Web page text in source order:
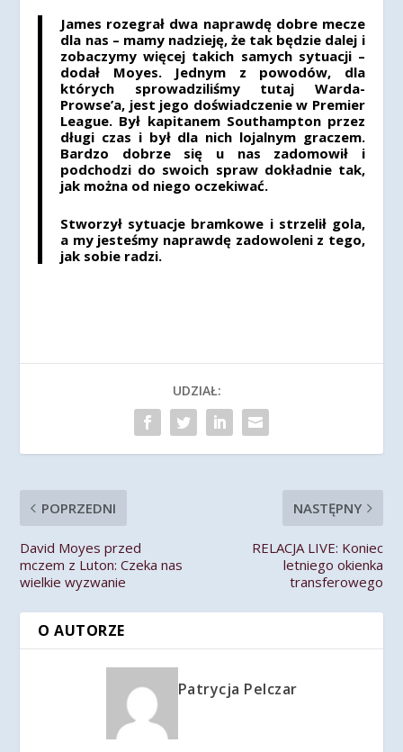
James rozegrał dwa naprawdę dobre mecze
dla nas – mamy nadzieję, że tak będzie dalej i
zobaczymy więcej takich samych sytuacji –
dodał Moyes. Jednym z powodów, dla
których sprowadziliśmy tutaj Warda-
Prowse’a, jest jego doświadczenie w Premier
League. Był kapitanem Southampton przez
długi czas i był dla nich lojalnym graczem.
Bardzo dobrze się u nas zadomowił i
podchodzi do swoich spraw dokładnie tak,
jak można od niego oczekiwać.
Stworzył sytuacje bramkowe i strzelił gola,
a my jesteśmy naprawdę zadowoleni z tego,
jak sobie radzi.
UDZIAŁ:
POPRZEDNI
David Moyes przed
mczem z Luton: Czeka nas
wielkie wyzwanie
NASTĘPNY
RELACJA LIVE: Koniec
letniego okienka
transferowego
O AUTORZE
Patrycja Pelczar